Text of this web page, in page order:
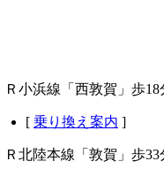
Ｒ小浜線「西敦賀」歩18
[ 乗り換え案内 ]
Ｒ北陸本線「敦賀」歩33